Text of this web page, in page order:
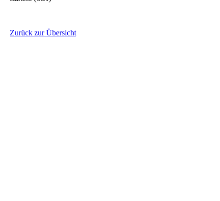
Zurück zur Übersicht